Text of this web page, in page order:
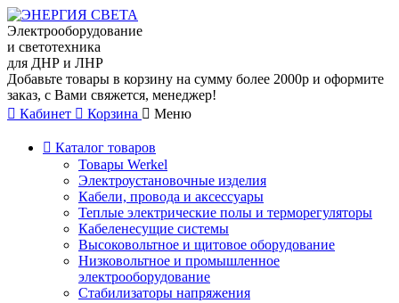
Электрооборудование
и светотехника
для ДНР и ЛНР
Добавьте товары в корзину на сумму более 2000р и оформите
заказ, с Вами свяжется, менеджер!
Кабинет
Корзина Меню
Каталог товаров
Товары Werkel
Электроустановочные изделия
Кабели, провода и аксессуары
Теплые электрические полы и терморегуляторы
Кабеленесущие системы
Высоковольтное и щитовое оборудование
Низковольтное и промышленное
электрооборудование
Стабилизаторы напряжения